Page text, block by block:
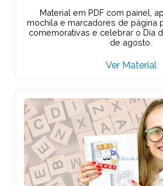
Material em PDF com painel,
mochila e marcadores de página
comemorativas e celebrar o Dia
de agosto.
Ver Material